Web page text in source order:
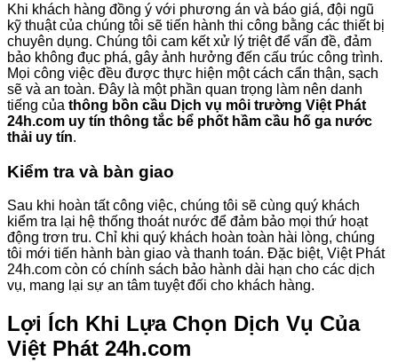
Khi khách hàng đồng ý với phương án và báo giá, đội ngũ
kỹ thuật của chúng tôi sẽ tiến hành thi công bằng các thiết bị
chuyên dụng. Chúng tôi cam kết xử lý triệt để vấn đề, đảm
bảo không đục phá, gây ảnh hưởng đến cấu trúc công trình.
Mọi công việc đều được thực hiện một cách cẩn thận, sạch
sẽ và an toàn. Đây là một phần quan trọng làm nên danh
tiếng của thông bồn cầu Dịch vụ môi trường Việt Phát
24h.com uy tín thông tắc bể phốt hầm cầu hố ga nước
thải uy tín.
Kiểm tra và bàn giao
Sau khi hoàn tất công việc, chúng tôi sẽ cùng quý khách
kiểm tra lại hệ thống thoát nước để đảm bảo mọi thứ hoạt
động trơn tru. Chỉ khi quý khách hoàn toàn hài lòng, chúng
tôi mới tiến hành bàn giao và thanh toán. Đặc biệt, Việt Phát
24h.com còn có chính sách bảo hành dài hạn cho các dịch
vụ, mang lại sự an tâm tuyệt đối cho khách hàng.
Lợi Ích Khi Lựa Chọn Dịch Vụ Của
Việt Phát 24h.com